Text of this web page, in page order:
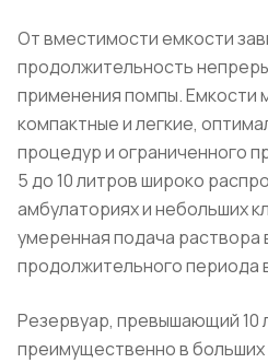
От вместимости емкости
продолжительность
применения помпы. Емкости
компактные и легкие,
процедур и ограниченного
5 до 10 литров широко
амбулаториях и небольших
умеренная подача раствора
продолжительного периода
Резервуар, превышающий 10
преимущественно в